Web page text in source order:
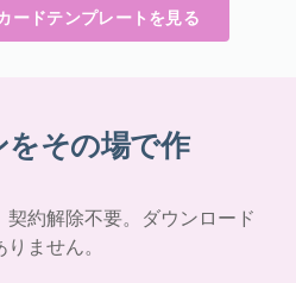
ードテンプレートを見る
その場で作
約解除不要。ダウンロード
ません。